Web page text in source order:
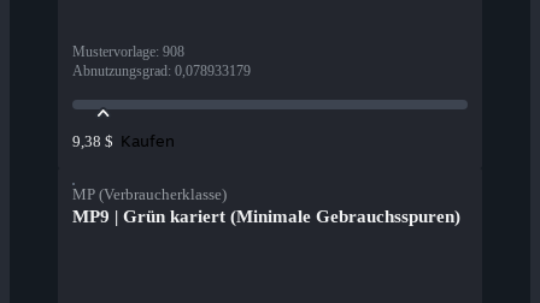
Mustervorlage: 908
Abnutzungsgrad: 0,078933179
9,38 $ Kaufen
MP (Verbraucherklasse)
MP9 | Grün kariert (Minimale Gebrauchsspuren)